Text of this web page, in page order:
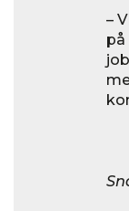
–
på